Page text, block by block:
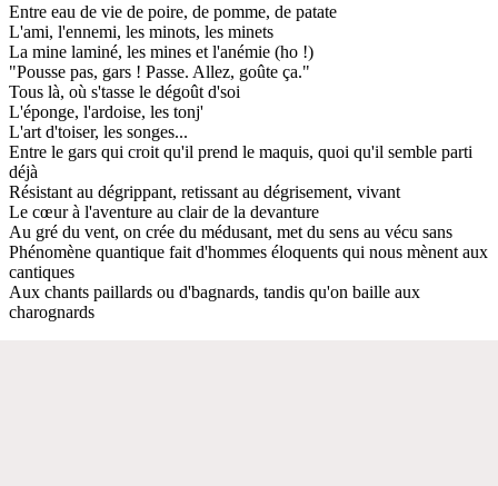
Entre eau de vie de poire, de pomme, de patate
L'ami, l'ennemi, les minots, les minets
La mine laminé, les mines et l'anémie (ho !)
"Pousse pas, gars ! Passe. Allez, goûte ça."
Tous là, où s'tasse le dégoût d'soi
L'éponge, l'ardoise, les tonj'
L'art d'toiser, les songes...
Entre le gars qui croit qu'il prend le maquis, quoi qu'il semble parti
déjà
Résistant au dégrippant, retissant au dégrisement, vivant
Le cœur à l'aventure au clair de la devanture
Au gré du vent, on crée du médusant, met du sens au vécu sans
Phénomène quantique fait d'hommes éloquents qui nous mènent aux
cantiques
Aux chants paillards ou d'bagnards, tandis qu'on baille aux
charognards